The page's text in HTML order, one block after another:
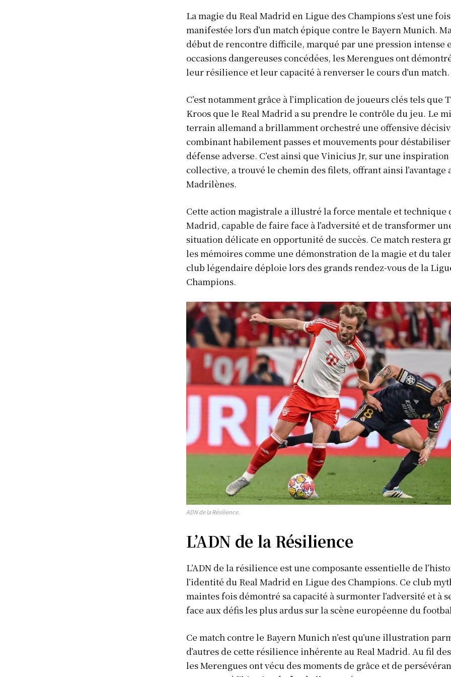
S'ABONNER
Afrique
Amériques
Europe
Asie
La magie du Real Madrid en Ligue des Champions s’est une
manifestée lors d’un match épique contre le Bayern Munich.
début de rencontre difficile, marqué par une pression intense
occasions dangereuses concédées, les Merengues ont
leur résilience et leur capacité à renverser le cours d’un match.
C’est notamment grâce à l’implication de joueurs clés tels que
Kroos que le Real Madrid a su prendre le contrôle du jeu. Le
terrain allemand a brillamment orchestré une offensive
combinant habilement passes et mouvements pour
défense adverse. C’est ainsi que Vinicius Jr, sur une inspiration
collective, a trouvé le chemin des filets, offrant ainsi l’avantage
Madrilènes.
Cette action magistrale a illustré la force mentale et technique
Madrid, capable de faire face à l’adversité et de transformer
situation délicate en opportunité de succès. Ce match restera
les mémoires comme une démonstration de la magie et du
club légendaire déploie lors des grands rendez-vous de la
Champions.
ADN de la Résilience.
L’ADN de la Résilience
L’ADN de la résilience est une composante essentielle de
l’identité du Real Madrid en Ligue des Champions. Ce club
maintes fois démontré sa capacité à surmonter l’adversité et à
face aux défis les plus ardus sur la scène européenne du
Ce match contre le Bayern Munich n’est qu’une illustration
d’autres de cette résilience inhérente au Real Madrid. Au fil
les Merengues ont vécu des moments de grâce et de